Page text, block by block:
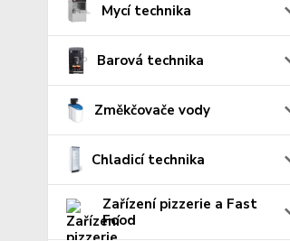
Mycí technika
Barová technika
Změkčovače vody
Chladicí technika
Zařízení pizzerie a Fast
Food